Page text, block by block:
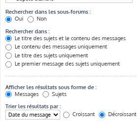
Rechercher dans les sous-forums :
Oui
Non
Rechercher dans :
Le titre des sujets et le contenu des messages
Le contenu des messages uniquement
Le titre des sujets uniquement
Le premier message des sujets uniquement
Afficher les résultats sous forme de :
Messages
Sujets
Trier les résultats par :
Croissant
Décroissant